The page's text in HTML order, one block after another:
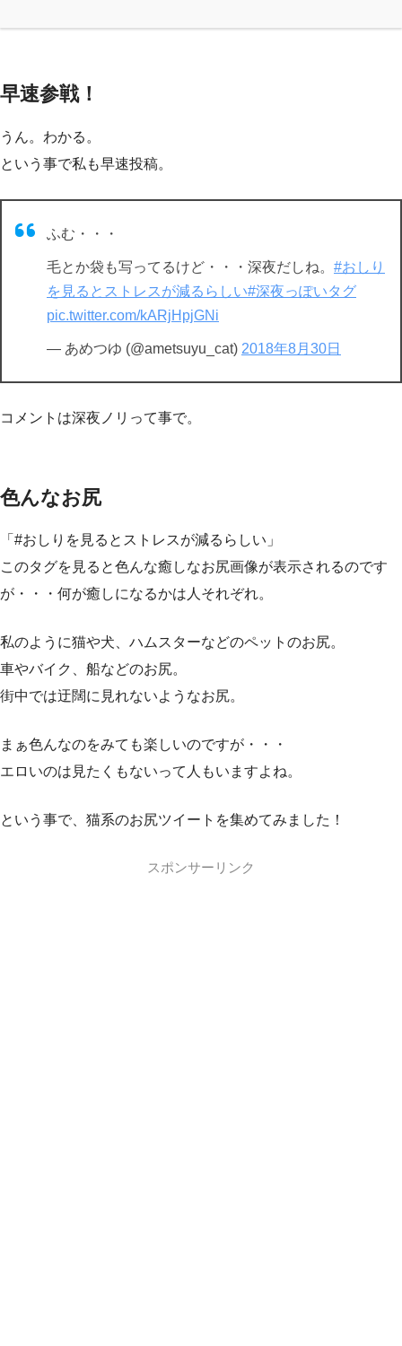
早速参戦！
うん。わかる。
という事で私も早速投稿。
ふむ・・・
毛とか袋も写ってるけど・・・深夜だしね。 #おしり
を見るとストレスが減るらしい#深夜っぽいタグ
pic.twitter.com/kARjHpjGNi
— あめつゆ (@ametsuyu_cat) 2018年8月30日
コメントは深夜ノリって事で。
色んなお尻
「#おしりを見るとストレスが減るらしい」
このタグを見ると色んな癒しなお尻画像が表示されるのです
が・・・何が癒しになるかは人それぞれ。
私のように猫や犬、ハムスターなどのペットのお尻。
車やバイク、船などのお尻。
街中では迂闊に見れないようなお尻。
まぁ色んなのをみても楽しいのですが・・・
エロいのは見たくもないって人もいますよね。
という事で、猫系のお尻ツイートを集めてみました！
スポンサーリンク